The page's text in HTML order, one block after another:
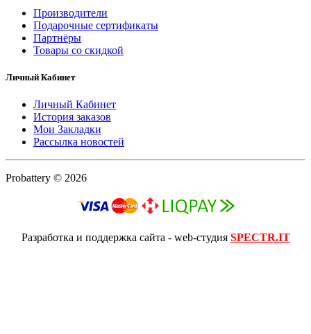
Производители
Подарочные сертификаты
Партнёры
Товары со скидкой
Личный Кабинет
Личный Кабинет
История заказов
Мои Закладки
Рассылка новостей
Probattery © 2026
Разработка и поддержка сайта - web-студия SPECTR.IT